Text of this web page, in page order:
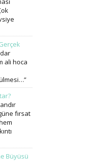
ali hoca
”
fırsat
Büyüsü